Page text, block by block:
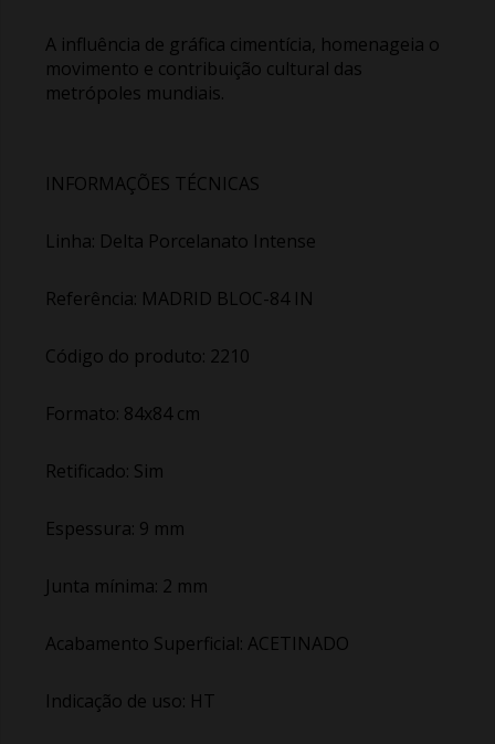
A influência de gráfica cimentícia, homenageia o
movimento e contribuição cultural das
metrópoles mundiais.
INFORMAÇÕES TÉCNICAS
Linha: Delta Porcelanato Intense
Referência: MADRID BLOC-84 IN
Código do produto: 2210
Formato: 84x84 cm
Retificado: Sim
Espessura: 9 mm
Junta mínima: 2 mm
Acabamento Superficial: ACETINADO
Indicação de uso: HT